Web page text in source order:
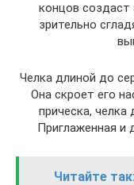
концов создаст
зрительно
Челка длиной до
Она скроет его
прическа,
Приглаженная и
Читайте